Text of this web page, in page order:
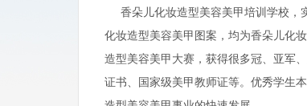
香朵儿化妆造型美容美甲培训学校，
化妆造型美容美甲图案，均为香朵儿化
造型美容美甲大赛，获得很多冠、亚军
证书、国家级美甲教师证等。优秀学生